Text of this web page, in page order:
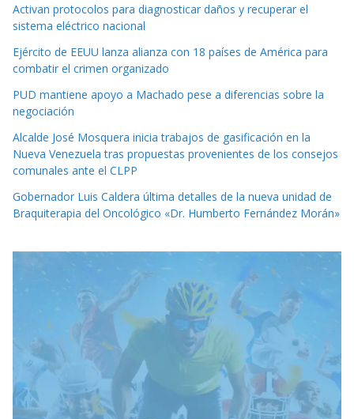
Activan protocolos para diagnosticar daños y recuperar el
sistema eléctrico nacional
Ejército de EEUU lanza alianza con 18 países de América para
combatir el crimen organizado
PUD mantiene apoyo a Machado pese a diferencias sobre la
negociación
Alcalde José Mosquera inicia trabajos de gasificación en la
Nueva Venezuela tras propuestas provenientes de los consejos
comunales ante el CLPP
Gobernador Luis Caldera última detalles de la nueva unidad de
Braquiterapia del Oncológico «Dr. Humberto Fernández Morán»